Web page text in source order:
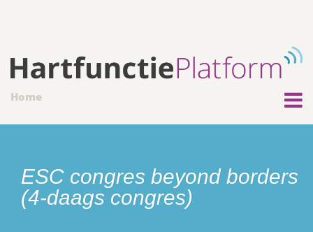
Home
ESC congres beyond borders
(4-daags congres)